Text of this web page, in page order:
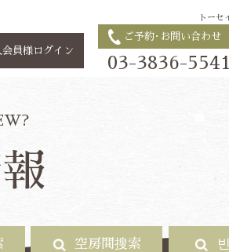
トーセ
会員様ログイン
ご予約･お問い合わせ
03-3836-5541
空房間搜索